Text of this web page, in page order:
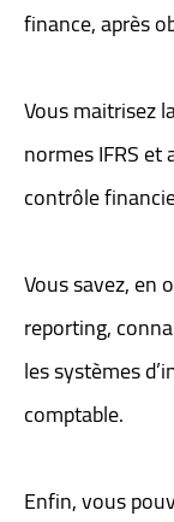
finance, après
Vous maitrisez
normes IFRS
contrôle
Vous savez, en
reporting,
les systèmes
comptable.
Enfin, vous